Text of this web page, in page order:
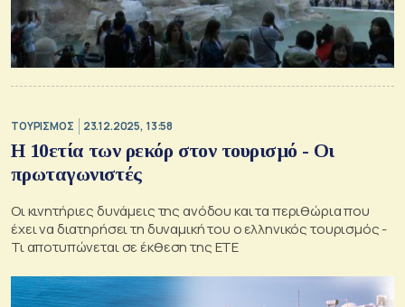
ΤΟΥΡΙΣΜΟΣ 23.12.2025, 13:58
Η 10ετία των ρεκόρ στον τουρισμό - Οι
πρωταγωνιστές
Οι κινητήριες δυνάμεις της ανόδου και τα περιθώρια που
έχει να διατηρήσει τη δυναμική του ο ελληνικός τουρισμός -
Τι αποτυπώνεται σε έκθεση της ΕΤΕ